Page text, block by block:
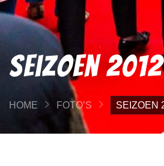
Seizoen 2012
HOME FOTO’S SEIZOEN